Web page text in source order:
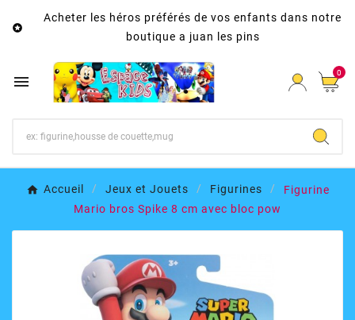

Acheter les héros préférés de vos enfants dans notre
boutique a juan les pins
 0
Accueil Jeux et Jouets Figurines
Figurine
Mario bros Spike 8 cm avec bloc pow